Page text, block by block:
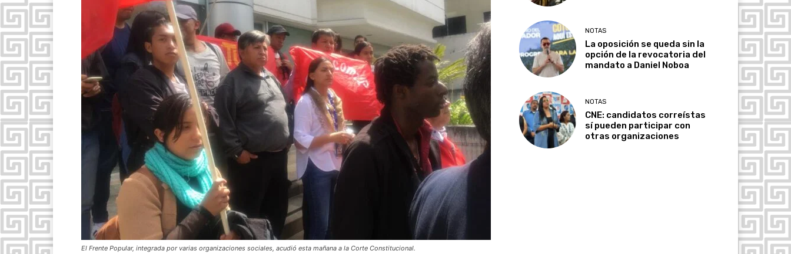
El Frente Popular, integrada por varias organizaciones sociales, acudió esta mañana a la Corte Constitucional.
NOTAS
La oposición se queda sin la
opción de la revocatoria del
mandato a Daniel Noboa
NOTAS
CNE: candidatos correístas
sí pueden participar con
otras organizaciones